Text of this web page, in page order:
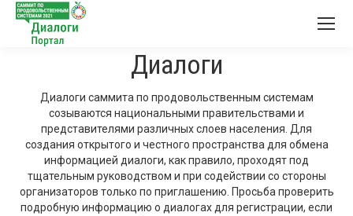
Диалоги
Диалоги саммита по продовольственным системам
созываются национальными правительствами и
представителями различных слоев населения. Для
создания открытого и честного пространства для обмена
информацией диалоги, как правило, проходят под
тщательным руководством и при содействии со стороны
организаторов только по приглашению. Просьба проверить
подробную информацию о диалогах для регистрации, если